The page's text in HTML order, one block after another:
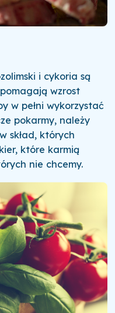
i cykoria są
wzrost
w pełni wykorzystać
pokarmy, należy
skład, których
które karmią
nie chcemy.